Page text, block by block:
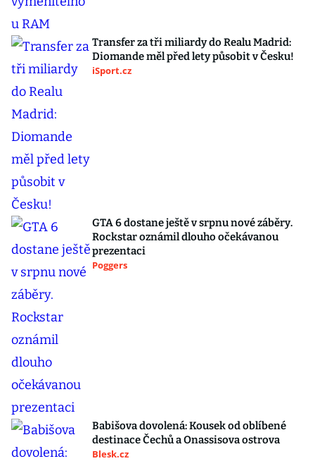
Transfer za tři miliardy do Realu Madrid:
Diomande měl před lety působit v Česku!
iSport.cz
GTA 6 dostane ještě v srpnu nové záběry.
Rockstar oznámil dlouho očekávanou
prezentaci
Poggers
Babišova dovolená: Kousek od oblíbené
destinace Čechů a Onassisova ostrova
Blesk.cz